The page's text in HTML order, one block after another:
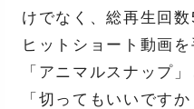
けでなく、総再生回
ヒットショート動画
「アニマルスナップ
「切ってもいいです